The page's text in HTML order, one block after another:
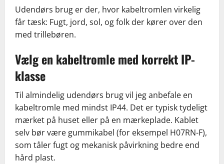
Udendørs brug er der, hvor kabeltromlen virkelig
får tæsk: Fugt, jord, sol, og folk der kører over den
med trillebøren.
Vælg en kabeltromle med korrekt IP-
klasse
Til almindelig udendørs brug vil jeg anbefale en
kabeltromle med mindst IP44. Det er typisk tydeligt
mærket på huset eller på en mærkeplade. Kablet
selv bør være gummikabel (for eksempel H07RN-F),
som tåler fugt og mekanisk påvirkning bedre end
hård plast.